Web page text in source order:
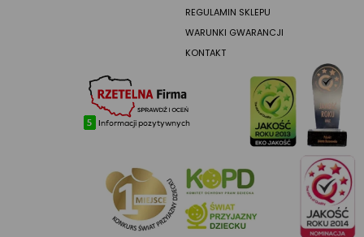
REGULAMIN SKLEPU
WARUNKI GWARANCJI
KONTAKT